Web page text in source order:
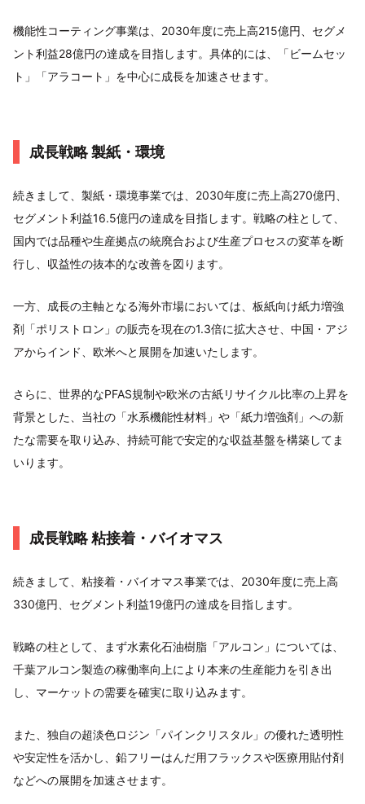
機能性コーティング事業は、2030年度に売上高215億円、セグメ
ント利益28億円の達成を目指します。具体的には、「ビームセッ
ト」「アラコート」を中心に成長を加速させます。
成長戦略 製紙・環境
続きまして、製紙・環境事業では、2030年度に売上高270億円、
セグメント利益16.5億円の達成を目指します。戦略の柱として、
国内では品種や生産拠点の統廃合および生産プロセスの変革を断
行し、収益性の抜本的な改善を図ります。
一方、成長の主軸となる海外市場においては、板紙向け紙力増強
剤「ポリストロン」の販売を現在の1.3倍に拡大させ、中国・アジ
アからインド、欧米へと展開を加速いたします。
さらに、世界的なPFAS規制や欧米の古紙リサイクル比率の上昇を
背景とした、当社の「水系機能性材料」や「紙力増強剤」への新
たな需要を取り込み、持続可能で安定的な収益基盤を構築してま
いります。
成長戦略 粘接着・バイオマス
続きまして、粘接着・バイオマス事業では、2030年度に売上高
330億円、セグメント利益19億円の達成を目指します。
戦略の柱として、まず水素化石油樹脂「アルコン」については、
千葉アルコン製造の稼働率向上により本来の生産能力を引き出
し、マーケットの需要を確実に取り込みます。
また、独自の超淡色ロジン「パインクリスタル」の優れた透明性
や安定性を活かし、鉛フリーはんだ用フラックスや医療用貼付剤
などへの展開を加速させます。